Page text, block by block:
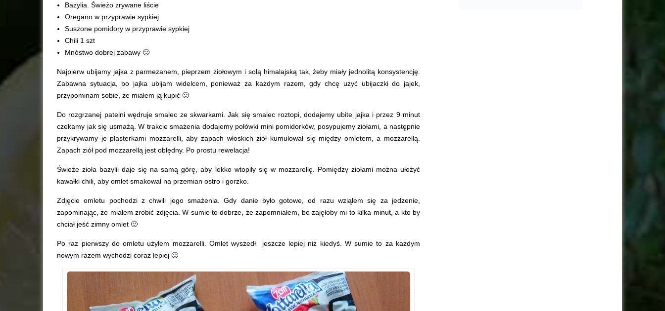
Bazylia. Świeżo zrywane liście
Oregano w przyprawie sypkiej
Suszone pomidory w przyprawie sypkiej
Chili 1 szt
Mnóstwo dobrej zabawy 🙂
Najpierw ubijamy jajka z parmezanem, pieprzem ziołowym i solą himalajską tak, żeby miały jednolitą konsystencję.
Zabawna sytuacja, bo jajka ubijam widelcem, ponieważ za każdym razem, gdy chcę użyć ubijaczki do jajek,
przypominam sobie, że miałem ją kupić 🙂
Do rozgrzanej patelni wędruje smalec ze skwarkami. Jak się smalec roztopi, dodajemy ubite jajka i przez 9 minut
czekamy jak się usmażą. W trakcie smażenia dodajemy połówki mini pomidorków, posypujemy ziołami, a następnie
przykrywamy je plasterkami mozzarelli, aby zapach włoskich ziół kumulował się między omletem, a mozzarellą.
Zapach ziół pod mozzarellą jest obłędny. Po prostu rewelacja!
Świeże zioła bazylii daje się na samą górę, aby lekko wtopiły się w mozzarellę. Pomiędzy ziołami można ułożyć
kawałki chili, aby omlet smakował na przemian ostro i gorzko.
Zdjęcie omletu pochodzi z chwili jego smażenia. Gdy danie było gotowe, od razu wziąłem się za jedzenie,
zapominając, że miałem zrobić zdjęcia. W sumie to dobrze, że zapomniałem, bo zajęłoby mi to kilka minut, a kto by
chciał jeść zimny omlet 🙂
Po raz pierwszy do omletu użyłem mozzarelli. Omlet wyszedł jeszcze lepiej niż kiedyś. W sumie to za każdym
nowym razem wychodzi coraz lepiej 🙂